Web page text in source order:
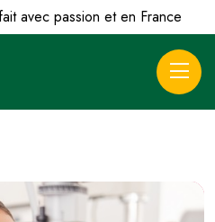
avec passion et en France